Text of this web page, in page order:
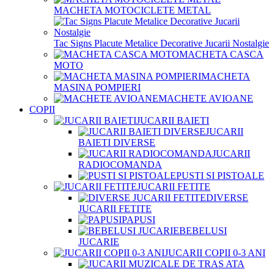
MACHETA MOTOCICLETE METAL
Tac Signs Placute Metalice Decorative Jucarii Nostalgie
MACHETA CASCA
MOTO
MACHETA
MASINA POMPIERI
MACHETE AVIOANE
COPII
JUCARII BAIETI
JUCARII
BAIETI DIVERSE
JUCARII
RADIOCOMANDA
PUSTI SI PISTOALE
JUCARII FETITE
DIVERSE
JUCARII FETITE
PAPUSI
BEBELUSI
JUCARIE
JUCARII COPII 0-3 ANI